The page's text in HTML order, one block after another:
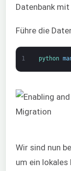
Datenbank mit
Führe die
1 python
Wir sind nun
um ein